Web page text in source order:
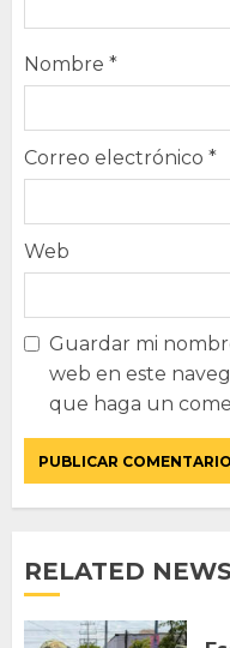
Nombre *
Correo electrónico *
Web
Guardar mi
web en este
que haga un
RELATED NEWS